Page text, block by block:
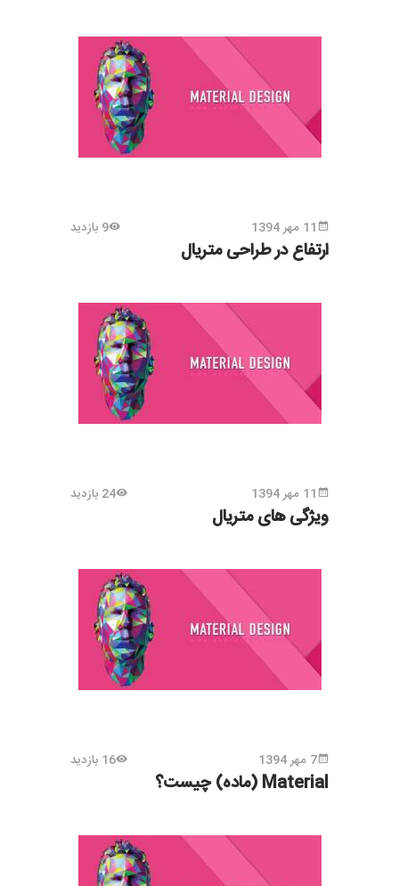
11 مهر 1394 9 بازدید
ارتفاع در طراحی متریال
11 مهر 1394 24 بازدید
ویژگی های متریال
7 مهر 1394 16 بازدید
Material (ماده) چیست؟